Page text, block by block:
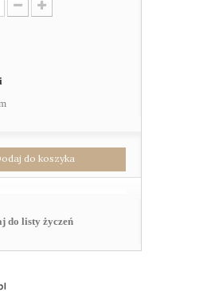
do koszyka
do listy życzeń